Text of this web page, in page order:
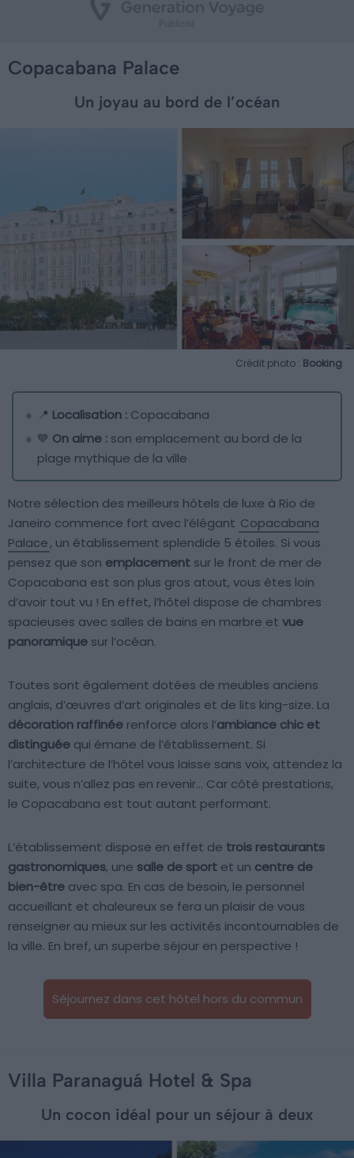
Copacabana Palace
Un joyau au bord de l’océan
Crédit photo : Booking
📍 Localisation : Copacabana
💙 On aime : son emplacement au bord de la
plage mythique de la ville
Notre sélection des meilleurs hôtels de luxe à Rio de
Janeiro commence fort avec l’élégant Copacabana
Palace, un établissement splendide 5 étoiles. Si vous
pensez que son emplacement sur le front de mer de
Copacabana est son plus gros atout, vous êtes loin
d’avoir tout vu ! En effet, l’hôtel dispose de chambres
spacieuses avec salles de bains en marbre et vue
panoramique sur l’océan.
Toutes sont également dotées de meubles anciens
anglais, d’œuvres d’art originales et de lits king-size. La
décoration raffinée renforce alors l’ambiance chic et
distinguée qui émane de l’établissement. Si
l’architecture de l’hôtel vous laisse sans voix, attendez la
suite, vous n’allez pas en revenir… Car côté prestations,
le Copacabana est tout autant performant.
L’établissement dispose en effet de trois restaurants
gastronomiques, une salle de sport et un centre de
bien-être avec spa. En cas de besoin, le personnel
accueillant et chaleureux se fera un plaisir de vous
renseigner au mieux sur les activités incontournables de
la ville. En bref, un superbe séjour en perspective !
Séjournez dans cet hôtel hors du commun
Villa Paranaguá Hotel & Spa
Un cocon idéal pour un séjour à deux